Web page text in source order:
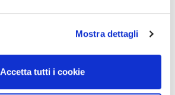
Mostra dettagli
Accetta tutti i cookie